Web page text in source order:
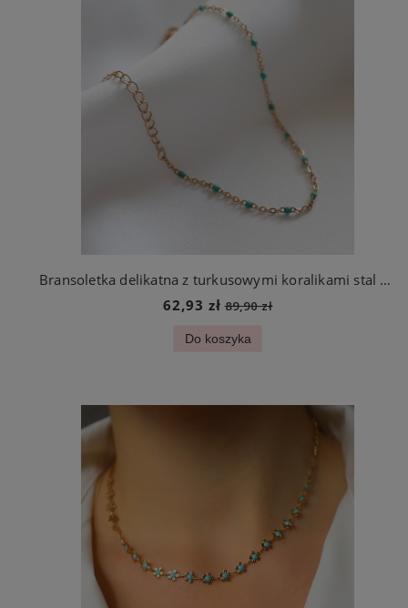
Bransoletka delikatna z turkusowymi koralikami stal szlachetna
62,93 zł 89,90 zł
Do koszyka